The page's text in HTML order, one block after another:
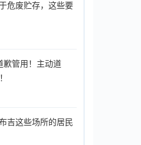
危废贮存，这些要
歉管用！主动道
吉这些场所的居民